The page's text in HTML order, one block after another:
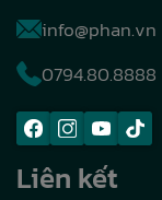
info@phan.vn
0794.80.8888
Liên kết